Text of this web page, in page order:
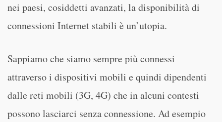
nei paesi, cosiddetti avanzati, la disponibilità di
connessioni Internet stabili è un’utopia.
Sappiamo che siamo sempre più connessi
attraverso i dispositivi mobili e quindi dipendenti
dalle reti mobili (3G, 4G) che in alcuni contesti
possono lasciarci senza connessione. Ad esempio